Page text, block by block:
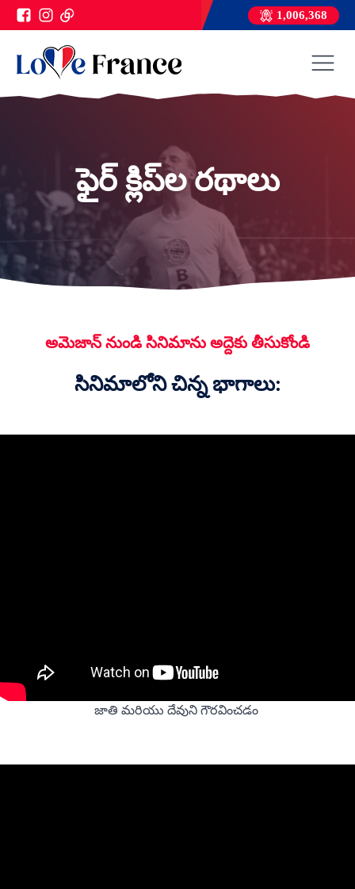
1,006,368
ఫైర్ క్లిప్‌ల రథాలు
అమెజాన్ నుండి సినిమాను అద్దెకు తీసుకోండి
సినిమాలోని చిన్న భాగాలు:
జాతి మరియు దేవుని గౌరవించడం